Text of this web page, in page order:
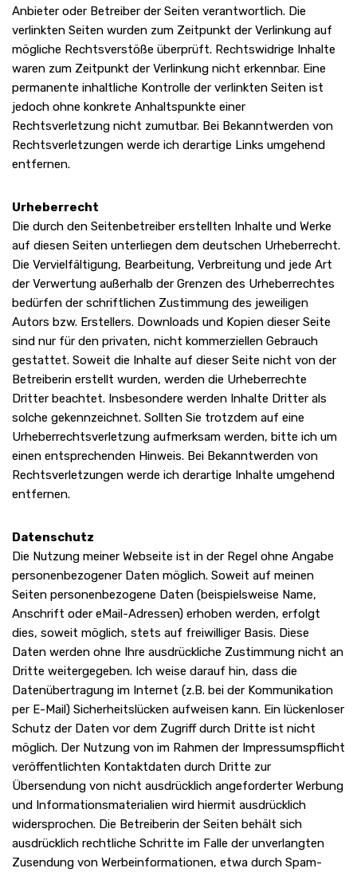
Anbieter oder Betreiber der Seiten verantwortlich. Die
verlinkten Seiten wurden zum Zeitpunkt der Verlinkung auf
mögliche Rechtsverstöße überprüft. Rechtswidrige Inhalte
waren zum Zeitpunkt der Verlinkung nicht erkennbar. Eine
permanente inhaltliche Kontrolle der verlinkten Seiten ist
jedoch ohne konkrete Anhaltspunkte einer
Rechtsverletzung nicht zumutbar. Bei Bekanntwerden von
Rechtsverletzungen werde ich derartige Links umgehend
entfernen.
Urheberrecht
Die durch den Seitenbetreiber erstellten Inhalte und Werke
auf diesen Seiten unterliegen dem deutschen Urheberrecht.
Die Vervielfältigung, Bearbeitung, Verbreitung und jede Art
der Verwertung außerhalb der Grenzen des Urheberrechtes
bedürfen der schriftlichen Zustimmung des jeweiligen
Autors bzw. Erstellers. Downloads und Kopien dieser Seite
sind nur für den privaten, nicht kommerziellen Gebrauch
gestattet. Soweit die Inhalte auf dieser Seite nicht von der
Betreiberin erstellt wurden, werden die Urheberrechte
Dritter beachtet. Insbesondere werden Inhalte Dritter als
solche gekennzeichnet. Sollten Sie trotzdem auf eine
Urheberrechtsverletzung aufmerksam werden, bitte ich um
einen entsprechenden Hinweis. Bei Bekanntwerden von
Rechtsverletzungen werde ich derartige Inhalte umgehend
entfernen.
Datenschutz
Die Nutzung meiner Webseite ist in der Regel ohne Angabe
personenbezogener Daten möglich. Soweit auf meinen
Seiten personenbezogene Daten (beispielsweise Name,
Anschrift oder eMail-Adressen) erhoben werden, erfolgt
dies, soweit möglich, stets auf freiwilliger Basis. Diese
Daten werden ohne Ihre ausdrückliche Zustimmung nicht an
Dritte weitergegeben. Ich weise darauf hin, dass die
Datenübertragung im Internet (z.B. bei der Kommunikation
per E-Mail) Sicherheitslücken aufweisen kann. Ein lückenloser
Schutz der Daten vor dem Zugriff durch Dritte ist nicht
möglich. Der Nutzung von im Rahmen der Impressumspflicht
veröffentlichten Kontaktdaten durch Dritte zur
Übersendung von nicht ausdrücklich angeforderter Werbung
und Informationsmaterialien wird hiermit ausdrücklich
widersprochen. Die Betreiberin der Seiten behält sich
ausdrücklich rechtliche Schritte im Falle der unverlangten
Zusendung von Werbeinformationen, etwa durch Spam-